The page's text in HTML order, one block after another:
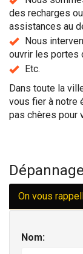
des recharges
assistances au
Nous
ouvrir les portes
Etc.
Dans toute la
vous fier à notre
pas chères pour
On vous
Nom: